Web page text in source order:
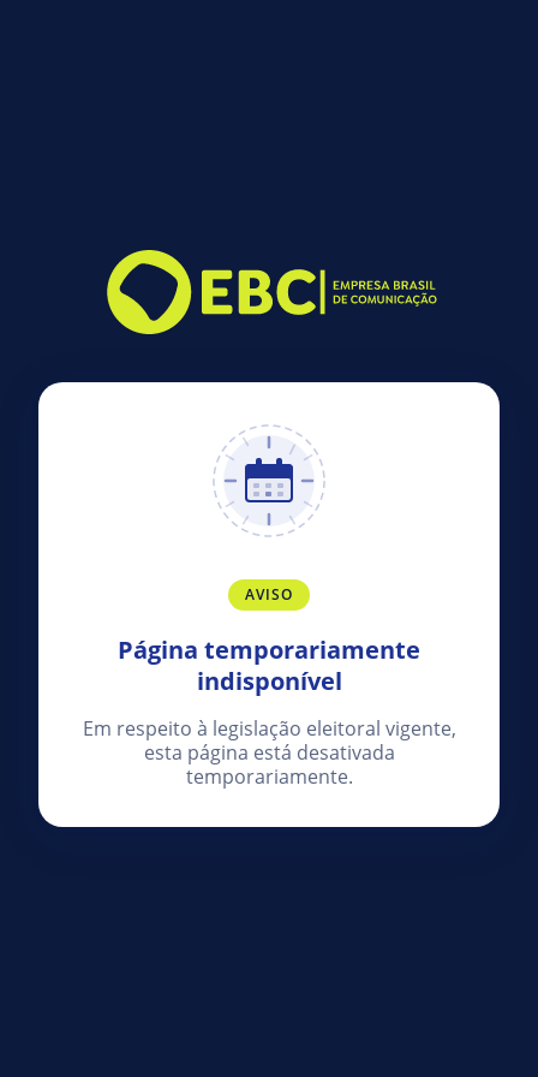
AVISO
Página temporariamente
indisponível
Em respeito à legislação eleitoral vigente,
esta página está desativada
temporariamente.